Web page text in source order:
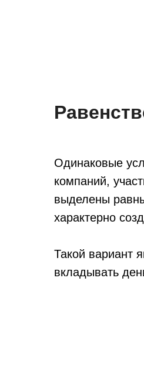
Одинаковые
компаний,
выделены
характерно
Такой вариант
вкладывать